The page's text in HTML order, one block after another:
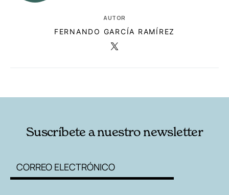
AUTOR
FERNANDO GARCÍA RAMÍREZ
Suscríbete a nuestro newsletter